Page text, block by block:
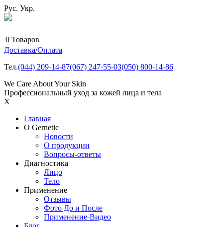
Рус. Укр.
0 Товаров
Доставка/Оплата
Тел.(044) 209-14-87(067) 247-55-03(050) 800-14-86
We Care About Your Skin
Профессиональный уход за кожей лица и тела
X
Главная
О Gernetic
Новости
О продукции
Вопросы-ответы
Диагностика
Лицо
Тело
Применение
Отзывы
Фото До и После
Применение-Видео